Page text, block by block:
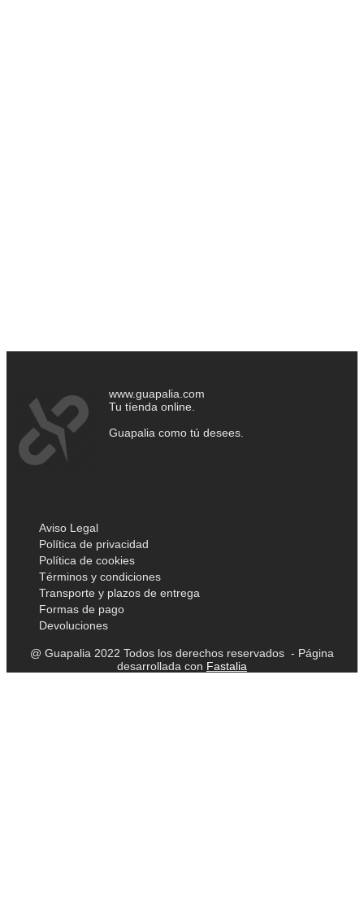
www.guapalia.com
Tu tíenda online.
Guapalia como tú desees.
Aviso Legal
Política de privacidad
Política de cookies
Términos y condiciones
Transporte y plazos de entrega
Formas de pago
Devoluciones
@ Guapalia 2022 Todos los derechos reservados - Página
desarrollada con Fastalia